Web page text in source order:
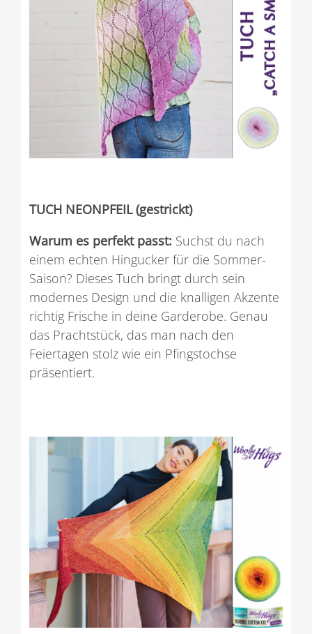
TUCH NEONPFEIL (gestrickt)
Warum es perfekt passt: Suchst du nach
einem echten Hingucker für die Sommer-
Saison? Dieses Tuch bringt durch sein
modernes Design und die knalligen Akzente
richtig Frische in deine Garderobe. Genau
das Prachtstück, das man nach den
Feiertagen stolz wie ein Pfingstochse
präsentiert.